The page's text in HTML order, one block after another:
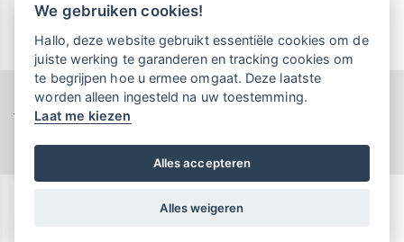
Copyright All Rights Reserved © 2015-2026 UP-TO-DATE
WebDesign
Privacy & Cookies
Locations Algemene Voorwaarden
We gebruiken cookies!
Hallo, deze website gebruikt essentiële cookies om de
juiste werking te garanderen en tracking cookies om
te begrijpen hoe u ermee omgaat. Deze laatste
worden alleen ingesteld na uw toestemming.
Laat me kiezen
Alles accepteren
Alles weigeren
Vrijblijvende kennismaking?Boek
een persoonlijke demo.
Maandelijks gratis opleidingen